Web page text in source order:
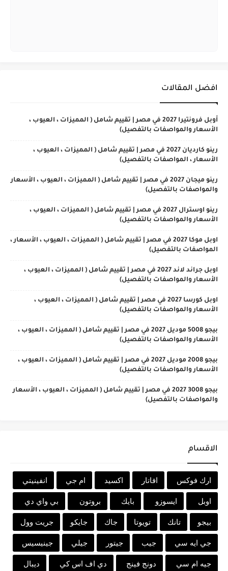
افضل المقالات
أوبل فرونتيرا 2027 في مصر | تقييم شامل ( المميزات ، العيوب ،
الأسعار والمواصفات بالتفصيل)
رينو كارديان 2027 في مصر | تقييم شامل ( المميزات ، العيوب ،
الأسعار ، المواصفات بالتفصيل)
رينو ميجان 2027 في مصر | تقييم شامل ( المميزات ، العيوب ، الأسعار
والمواصفات بالتفصيل)
رينو اوسترال 2027 في مصر | تقييم شامل ( المميزات ، العيوب ،
الأسعار والمواصفات بالتفصيل)
اوبل موكا 2027 في مصر | تقييم شامل ( المميزات ، العيوب ، الأسعار ،
المواصفات بالتفصيل)
اوبل جراند لاند 2027 في مصر | تقييم شامل ( المميزات ، العيوب ،
الأسعار والمواصفات بالتفصيل)
اوبل كورسا 2027 في مصر | تقييم شامل ( المميزات ، العيوب ،
الأسعار والمواصفات بالتفصيل)
بيجو 5008 موديل 2027 في مصر | تقييم شامل ( المميزات ، العيوب ،
الأسعار والمواصفات بالتفصيل)
بيجو 2008 موديل 2027 في مصر | تقييم شامل ( المميزات ، العيوب ،
الأسعار والمواصفات بالتفصيل)
بيجو 3008 2027 في مصر | تقييم شامل ( المميزات ، العيوب ، الأسعار
والمواصفات بالتفصيل)
الاقسام
ارك فوكس افاتار اكسيد ام جي انفينيتي
اوبل ايسوزو بايك بروتون بي واي دي
بيجو تانك تويوتا جاك جايكو جريت وول
جي ايه سي جيب جيتور جيلي جينيسيس
جيه ام سي دونج فينج دي اف اس كي ديبال